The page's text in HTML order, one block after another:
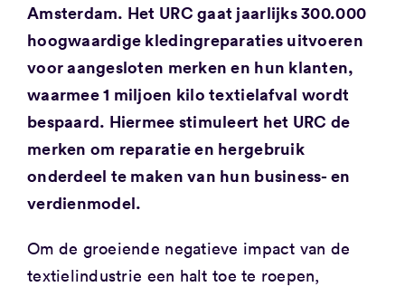
Amsterdam. Het URC gaat jaarlijks 300.000
hoogwaardige kledingreparaties uitvoeren
voor aangesloten merken en hun klanten,
waarmee 1 miljoen kilo textielafval wordt
bespaard. Hiermee stimuleert het URC de
merken om reparatie en hergebruik
onderdeel te maken van hun business- en
verdienmodel.
Om de groeiende negatieve impact van de
textielindustrie een halt toe te roepen,